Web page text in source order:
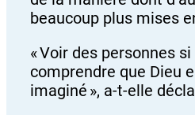
beaucoup plus mises
« Voir des personnes
comprendre que Dieu
imaginé », a-t-elle